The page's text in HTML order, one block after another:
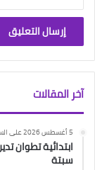
آخر المقالات
5 أغسطس 2026 على الساعة 9:34 مساءً
ابتدائية تطوان
سبتة